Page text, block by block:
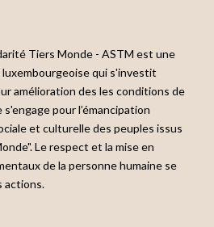
Tiers Monde - ASTM est une
qui s'investit
amélioration des les conditions de
pour l’émancipation
et culturelle des peuples issus
Le respect et la mise en
de la personne humaine se
actions.